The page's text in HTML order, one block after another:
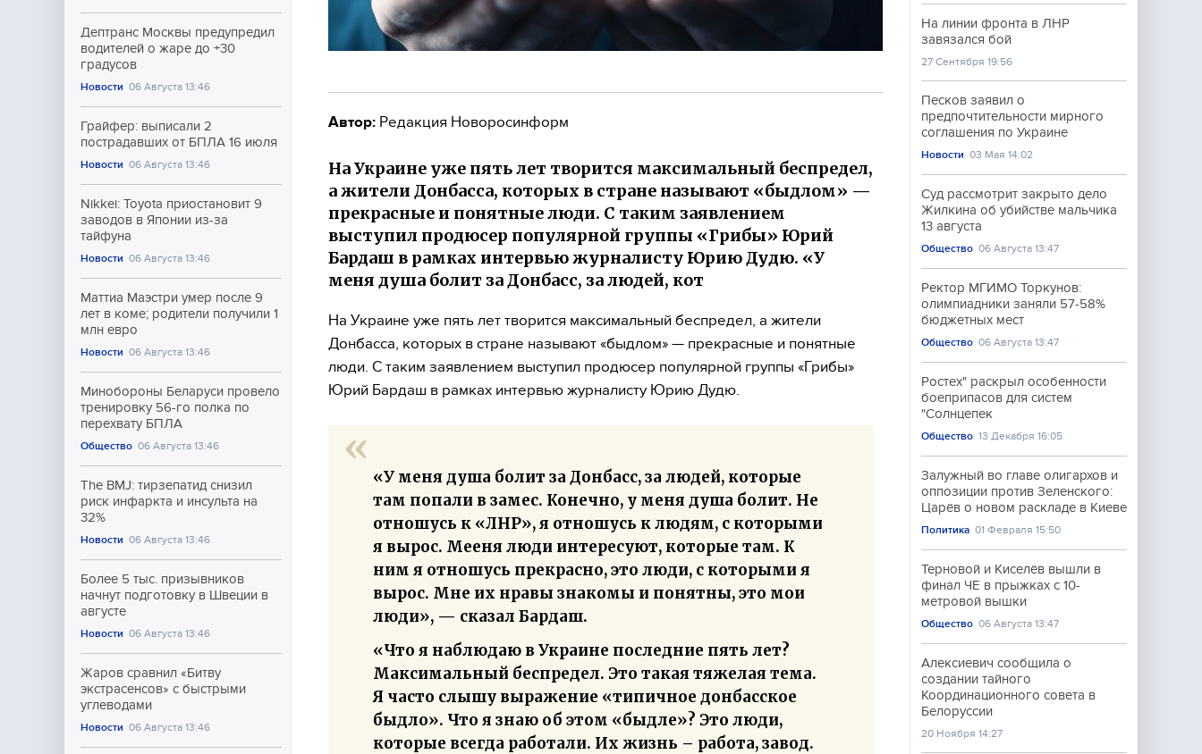
Дептранс Москвы предупредил
водителей о жаре до +30
градусов
Новости 06 Августа 13:46
Грайфер: выписали 2
пострадавших от БПЛА 16 июля
Новости 06 Августа 13:46
Nikkei: Toyota приостановит 9
заводов в Японии из-за
тайфуна
Новости 06 Августа 13:46
Маттиа Маэстри умер после 9
лет в коме; родители получили 1
млн евро
Новости 06 Августа 13:46
Минобороны Беларуси провело
тренировку 56-го полка по
перехвату БПЛА
Общество 06 Августа 13:46
The BMJ: тирзепатид снизил
риск инфаркта и инсульта на
32%
Новости 06 Августа 13:46
Более 5 тыс. призывников
начнут подготовку в Швеции в
августе
Новости 06 Августа 13:46
Жаров сравнил «Битву
экстрасенсов» с быстрыми
углеводами
Новости 06 Августа 13:46
Автор: Редакция Новоросинформ
На Украине уже пять лет творится максимальный беспредел,
а жители Донбасса, которых в стране называют «быдлом» —
прекрасные и понятные люди. С таким заявлением
выступил продюсер популярной группы «Грибы» Юрий
Бардаш в рамках интервью журналисту Юрию Дудю. «У
меня душа болит за Донбасс, за людей, кот
На Украине уже пять лет творится максимальный беспредел, а жители
Донбасса, которых в стране называют «быдлом» — прекрасные и понятные
люди. С таким заявлением выступил продюсер популярной группы «Грибы»
Юрий Бардаш в рамках интервью журналисту Юрию Дудю.
«У меня душа болит за Донбасс, за людей, которые
там попали в замес. Конечно, у меня душа болит. Не
отношусь к «ЛНР», я отношусь к людям, с которыми
я вырос. Мееня люди интересуют, которые там. К
ним я отношусь прекрасно, это люди, с которыми я
вырос. Мне их нравы знакомы и понятны, это мои
люди», — сказал Бардаш.
«Что я наблюдаю в Украине последние пять лет?
Максимальный беспредел. Это такая тяжелая тема.
Я часто слышу выражение «типичное донбасское
быдло». Что я знаю об этом «быдле»? Это люди,
которые всегда работали. Их жизнь – работа, завод.
На линии фронта в ЛНР
завязался бой
27 Сентября 19:56
Песков заявил о
предпочтительности мирного
соглашения по Украине
Новости 03 Мая 14:02
Суд рассмотрит закрыто дело
Жилкина об убийстве мальчика
13 августа
Общество 06 Августа 13:47
Ректор МГИМО Торкунов:
олимпиадники заняли 57-58%
бюджетных мест
Общество 06 Августа 13:47
Ростех" раскрыл особенности
боеприпасов для систем
"Солнцепек
Общество 13 Декабря 16:05
Залужный во главе олигархов и
оппозиции против Зеленского:
Царёв о новом раскладе в Киеве
Политика 01 Февраля 15:50
Терновой и Киселёв вышли в
финал ЧЕ в прыжках с 10-
метровой вышки
Общество 06 Августа 13:47
Алексиевич сообщила о
создании тайного
Координационного совета в
Белоруссии
20 Ноября 14:27